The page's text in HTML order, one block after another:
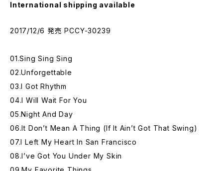
International shipping available
2017/12/6 発売 PCCY-30239
01.Sing Sing Sing
02.Unforgettable
03.I Got Rhythm
04.I Will Wait For You
05.Night And Day
06.It Don’t Mean A Thing (If It Ain’t Got That Swing)
07.I Left My Heart In San Francisco
08.I’ve Got You Under My Skin